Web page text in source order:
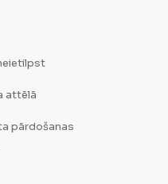
attēlā
pārdošanas